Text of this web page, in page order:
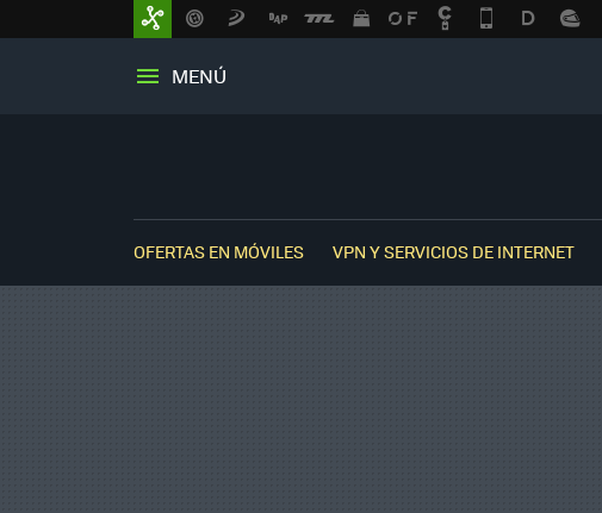
MENÚ
OFERTAS EN MÓVILES VPN Y SERVICIOS DE INTERNET